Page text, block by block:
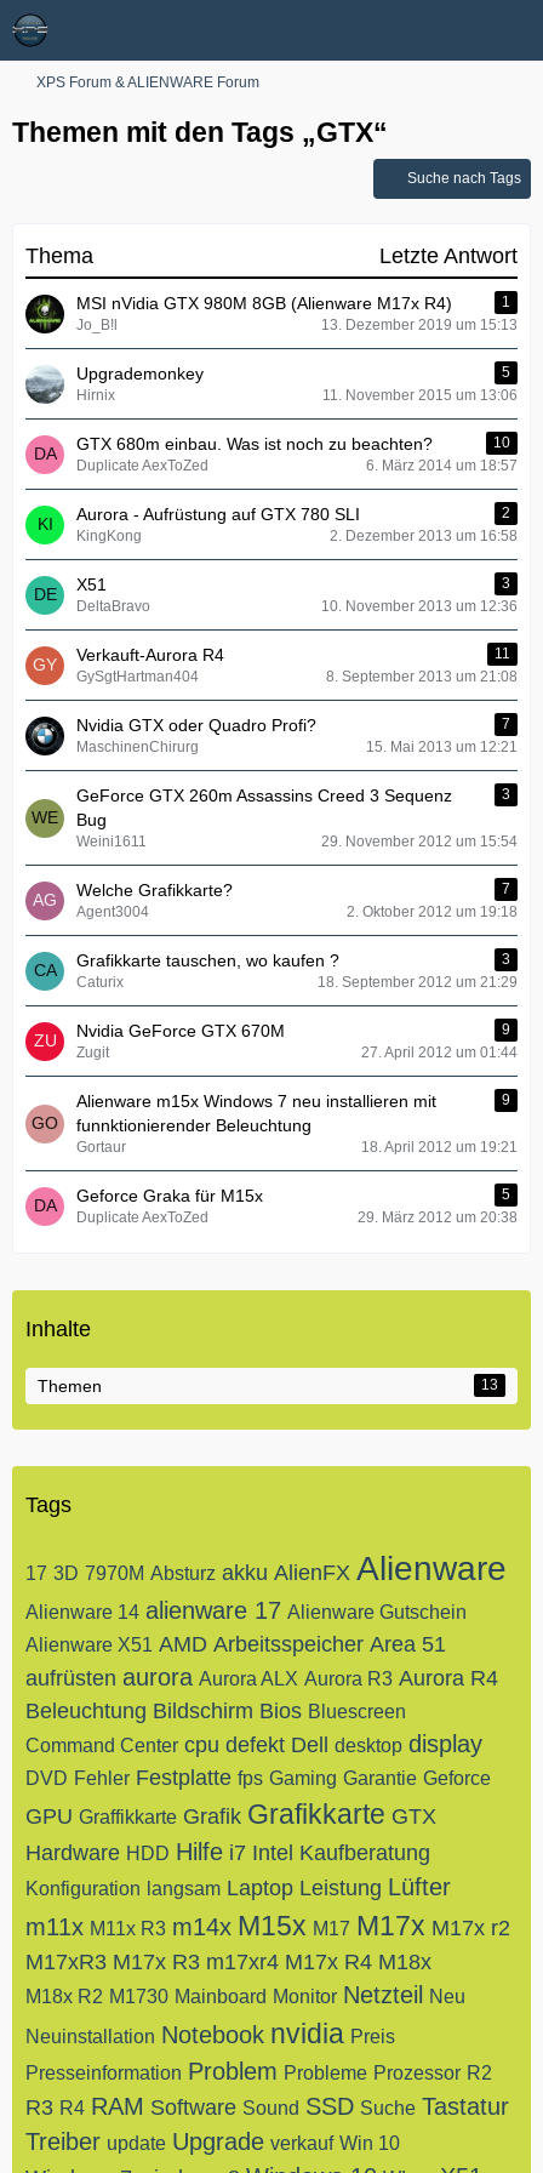
XPS Forum & ALIENWARE Forum
Themen mit den Tags „GTX“
Suche nach Tags
Thema Letzte Antwort
MSI nVidia GTX 980M 8GB (Alienware M17x R4)
1
Jo_B!l
13. Dezember 2019 um 15:13
Upgrademonkey
5
Hirnix
11. November 2015 um 13:06
GTX 680m einbau. Was ist noch zu beachten?
10
Duplicate AexToZed
6. März 2014 um 18:57
Aurora - Aufrüstung auf GTX 780 SLI
2
KingKong
2. Dezember 2013 um 16:58
X51
3
DeltaBravo
10. November 2013 um 12:36
Verkauft-Aurora R4
11
GySgtHartman404
8. September 2013 um 21:08
Nvidia GTX oder Quadro Profi?
7
MaschinenChirurg
15. Mai 2013 um 12:21
GeForce GTX 260m Assassins Creed 3 Sequenz
Bug
3
Weini1611 29. November 2012 um 15:54
Welche Grafikkarte?
7
Agent3004
2. Oktober 2012 um 19:18
Grafikkarte tauschen, wo kaufen ?
3
Caturix
18. September 2012 um 21:29
Nvidia GeForce GTX 670M
9
Zugit
27. April 2012 um 01:44
Alienware m15x Windows 7 neu installieren mit
funnktionierender Beleuchtung
9
Gortaur 18. April 2012 um 19:21
Geforce Graka für M15x
5
Duplicate AexToZed
29. März 2012 um 20:38
Inhalte
Themen 13
Tags
17 3D 7970M Absturz akku AlienFX Alienware
Alienware 14 alienware 17 Alienware Gutschein
Alienware X51 AMD Arbeitsspeicher Area 51
aufrüsten aurora Aurora ALX Aurora R3 Aurora R4
Beleuchtung Bildschirm Bios Bluescreen
Command Center cpu defekt Dell desktop display
DVD Fehler Festplatte fps Gaming Garantie Geforce
GPU Graffikkarte Grafik Grafikkarte GTX
Hardware HDD Hilfe i7 Intel Kaufberatung
Konfiguration langsam Laptop Leistung Lüfter
m11x M11x R3 m14x M15x M17 M17x M17x r2
M17xR3 M17x R3 m17xr4 M17x R4 M18x
M18x R2 M1730 Mainboard Monitor Netzteil
Neu
Neuinstallation Notebook nvidia Preis
Presseinformation Problem Probleme Prozessor R2
R3 R4 RAM Software Sound SSD Suche Tastatur
Treiber update Upgrade verkauf Win 10